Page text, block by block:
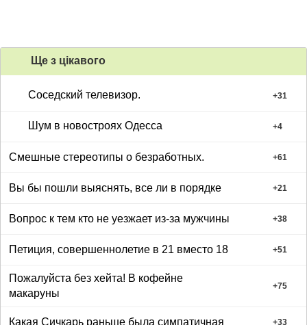
Ще з цiкавого
Соседский телевизор. +31
Шум в новостроях Одесса +4
Смешные стереотипы о безработных. +61
Вы бы пошли выяснять, все ли в порядке +21
Вопрос к тем кто не уезжает из-за мужчины +38
Петиция, совершеннолетие в 21 вместо 18 +51
Пожалуйста без хейта! В кофейне
макаруны
+75
Какая Сичкарь раньше была симпатичная +33